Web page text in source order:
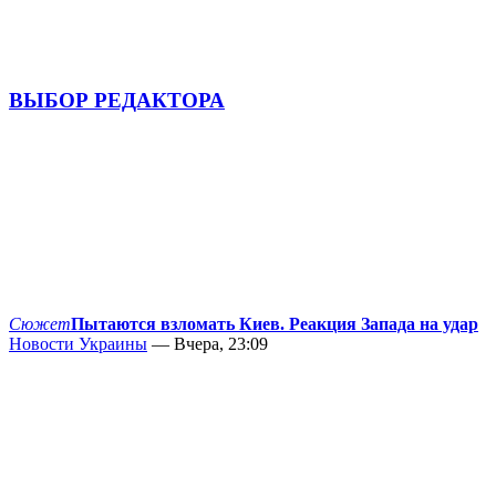
ВЫБОР РЕДАКТОРА
СюжетПытаются взломать Киев. Реакция Запада на удар
Новости Украины — Вчера, 23:09